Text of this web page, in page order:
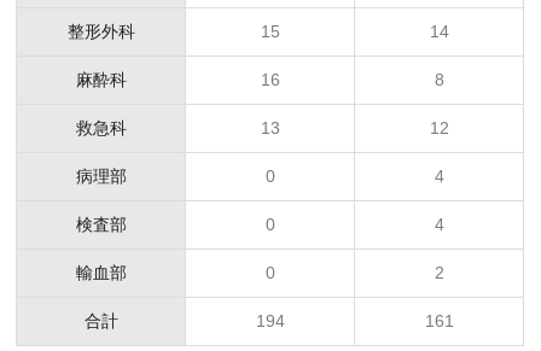
整形外科 15 14
麻酔科 16 8
救急科 13 12
病理部 0 4
検査部 0 4
輸血部 0 2
合計 194 161